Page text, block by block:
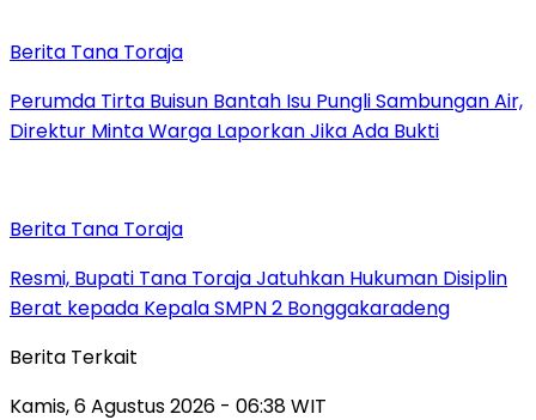
Berita Tana Toraja
Perumda Tirta Buisun Bantah Isu Pungli Sambungan Air,
Direktur Minta Warga Laporkan Jika Ada Bukti
Berita Tana Toraja
Resmi, Bupati Tana Toraja Jatuhkan Hukuman Disiplin
Berat kepada Kepala SMPN 2 Bonggakaradeng
Berita Terkait
Kamis, 6 Agustus 2026 - 06:38 WIT